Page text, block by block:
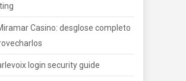
Casino: desglose completo
login security guide